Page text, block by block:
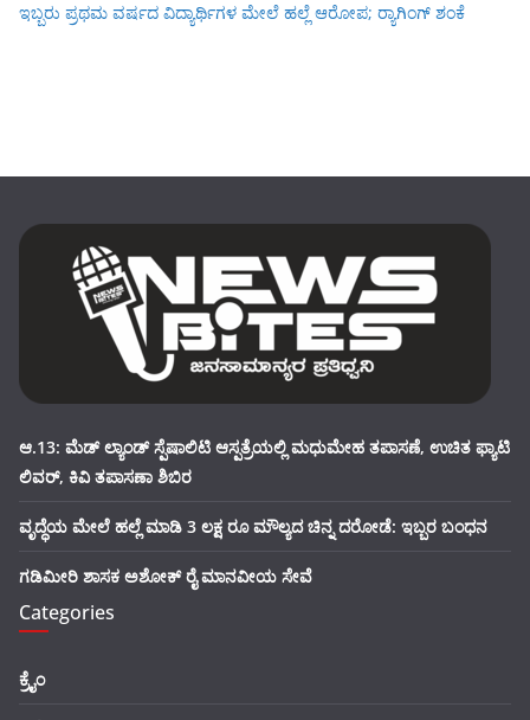
ಇಬ್ಬರು ಪ್ರಥಮ ವರ್ಷದ ವಿದ್ಯಾರ್ಥಿಗಳ ಮೇಲೆ ಹಲ್ಲೆ ಆರೋಪ; ರ‍್ಯಾಗಿಂಗ್ ಶಂಕೆ
ಆ.13: ಮೆಡ್ ಲ್ಯಾಂಡ್ ಸ್ಪೆಷಾಲಿಟಿ ಆಸ್ಪತ್ರೆಯಲ್ಲಿ ಮಧುಮೇಹ ತಪಾಸಣೆ, ಉಚಿತ ಫ್ಯಾಟಿ
ಲಿವರ್, ಕಿವಿ ತಪಾಸಣಾ ಶಿಬಿರ
ವೃದ್ಧೆಯ ಮೇಲೆ ಹಲ್ಲೆ ಮಾಡಿ 3 ಲಕ್ಷ ರೂ ಮೌಲ್ಯದ ಚಿನ್ನ ದರೋಡೆ: ಇಬ್ಬರ ಬಂಧನ
ಗಡಿಮೀರಿ ಶಾಸಕ ಅಶೋಕ್ ರೈ ಮಾನವೀಯ ಸೇವೆ
Categories
ಕ್ರೈಂ